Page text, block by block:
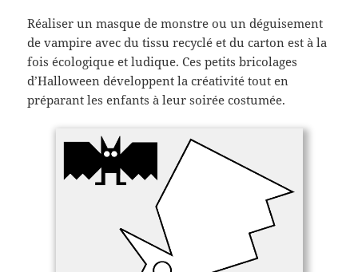
Réaliser un masque de monstre ou un déguisement
de vampire avec du tissu recyclé et du carton est à la
fois écologique et ludique. Ces petits bricolages
d’Halloween développent la créativité tout en
préparant les enfants à leur soirée costumée.